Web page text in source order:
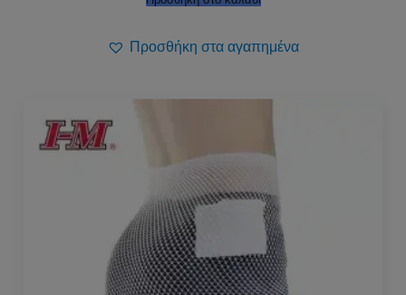
Προσθήκη στα αγαπημένα